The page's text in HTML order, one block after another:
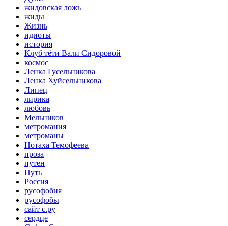
жидовская ложь
жиды
Жизнь
идиоты
история
Клуб тёти Вали Сидоровой
космос
Ленка Гусельникова
Ленка Хуйсельникова
Липец
лирика
любовь
Мельников
метромания
метроманы
Нотаха Темофеева
проза
путен
Путь
Россия
русофобия
русофобы
сайт с.ру
сердце